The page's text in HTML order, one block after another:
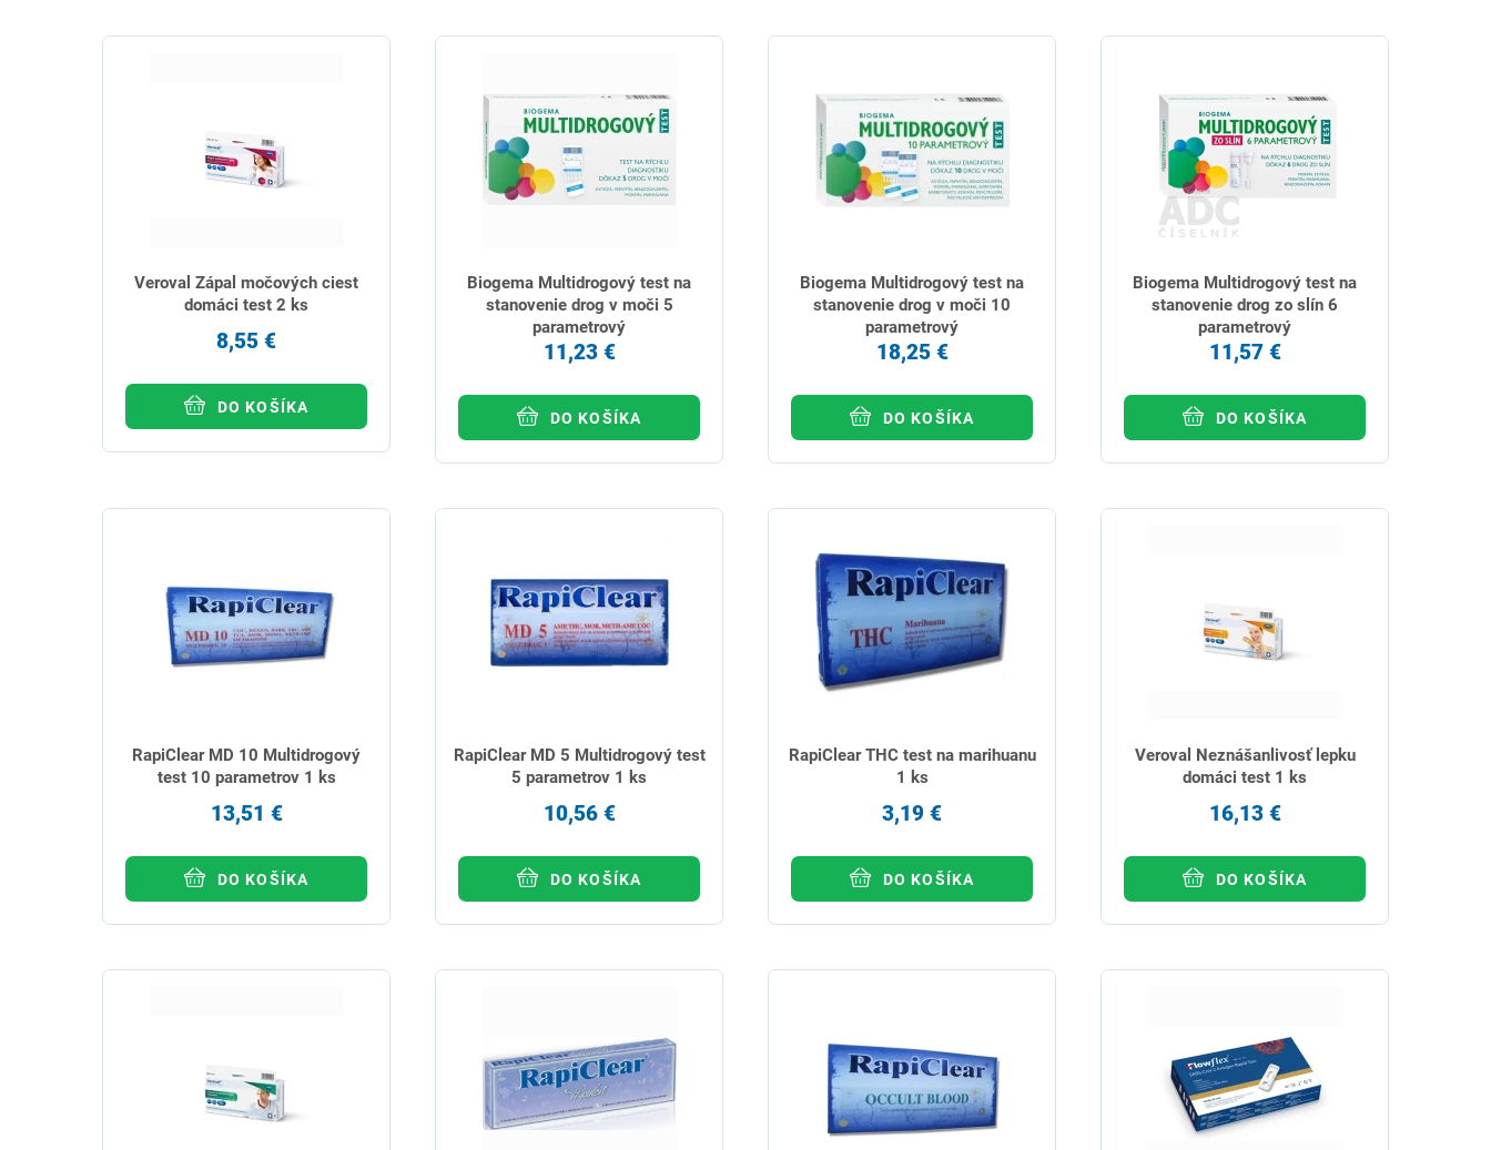
Veroval Zápal močových ciest
domáci test 2 ks
8,55 €
DO KOŠÍKA
Biogema Multidrogový test na
stanovenie drog v moči 5
parametrový
11,23 €
DO KOŠÍKA
Biogema Multidrogový test na
stanovenie drog v moči 10
parametrový
18,25 €
DO KOŠÍKA
Biogema Multidrogový test na
stanovenie drog zo slín 6
parametrový
11,57 €
DO KOŠÍKA
RapiClear MD 10 Multidrogový
test 10 parametrov 1 ks
13,51 €
DO KOŠÍKA
RapiClear MD 5 Multidrogový test
5 parametrov 1 ks
10,56 €
DO KOŠÍKA
RapiClear THC test na marihuanu
1 ks
3,19 €
DO KOŠÍKA
Veroval Neznášanlivosť lepku
domáci test 1 ks
16,13 €
DO KOŠÍKA